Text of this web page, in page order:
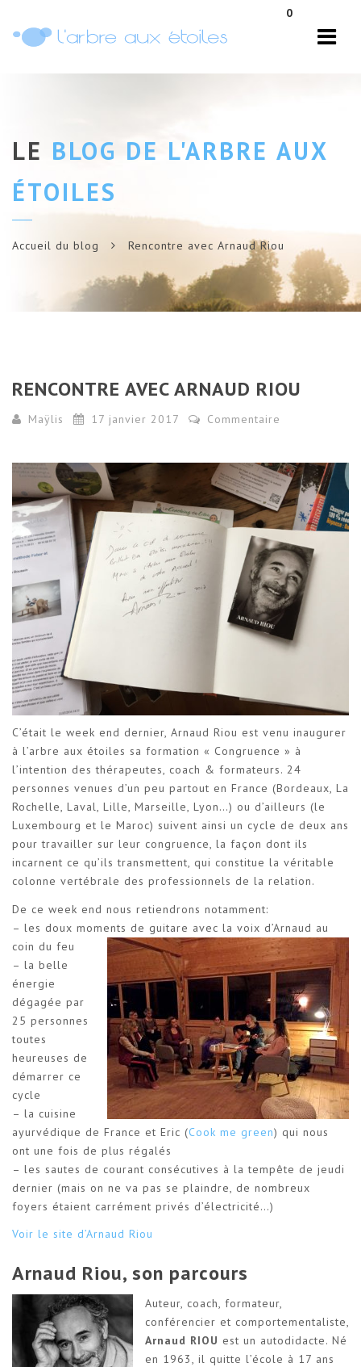
0
LE BLOG DE L'ARBRE AUX
ÉTOILES
Accueil du blog Rencontre avec Arnaud Riou
RENCONTRE AVEC ARNAUD RIOU
Maÿlis 17 janvier 2017 Commentaire
C’était le week end dernier, Arnaud Riou est venu inaugurer
à l’arbre aux étoiles sa formation « Congruence » à
l’intention des thérapeutes, coach & formateurs. 24
personnes venues d’un peu partout en France (Bordeaux, La
Rochelle, Laval, Lille, Marseille, Lyon…) ou d’ailleurs (le
Luxembourg et le Maroc) suivent ainsi un cycle de deux ans
pour travailler sur leur congruence, la façon dont ils
incarnent ce qu’ils transmettent, qui constitue la véritable
colonne vertébrale des professionnels de la relation.
De ce week end nous retiendrons notamment:
– les doux moments de guitare avec la voix d’Arnaud au
coin du feu
– la belle
énergie
dégagée par
25 personnes
toutes
heureuses de
démarrer ce
cycle
– la cuisine
ayurvédique de France et Eric (Cook me green) qui nous
ont une fois de plus régalés
– les sautes de courant consécutives à la tempête de jeudi
dernier (mais on ne va pas se plaindre, de nombreux
foyers étaient carrément privés d’électricité…)
Voir le site d’Arnaud Riou
Arnaud Riou, son parcours
Auteur, coach, formateur,
conférencier et comportementaliste,
Arnaud RIOU est un autodidacte. Né
en 1963, il quitte l’école à 17 ans